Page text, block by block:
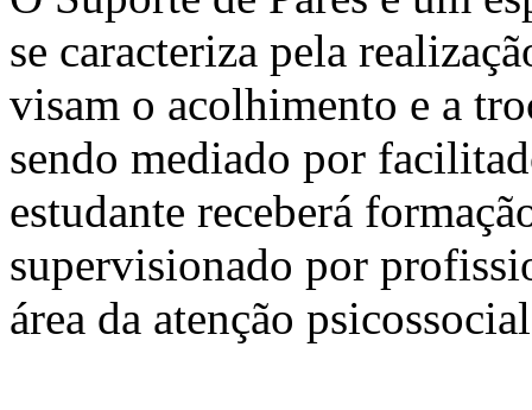
se caracteriza pela
visam o acolhimento e a
sendo mediado por
estudante receberá
supervisionado por
área da atenção